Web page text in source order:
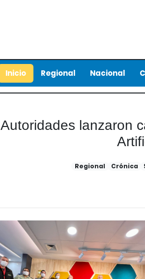
Inicio Regional Nacional
Autoridades lanzaron
Regional Crónica